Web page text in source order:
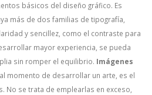
básicos del diseño gráfico. Es
más de dos familias de tipografía,
y sencillez, como el contraste para
mayor experiencia, se pueda
sin romper el equilibrio. Imágenes
momento de desarrollar un arte, es el
No se trata de emplearlas en exceso,